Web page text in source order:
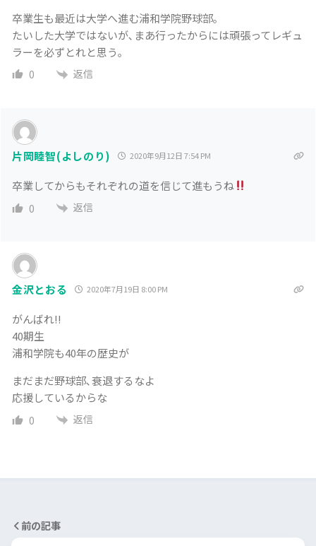
卒業生も最近は大学へ進む浦和学院野球部｡
たいした大学ではないが､まあ行ったからには頑張ってレギュ
ラーを必ずとれと思う｡
0 返信
片岡睦智(よしのり) 2020年9月12日 7:54 PM
卒業してからもそれぞれの道を信じて進もうね
0 返信
金沢とおる 2020年7月19日 8:00 PM
がんばれ!!
40期生
浦和学院も40年の歴史が
まだまだ野球部､衰退するなよ
応援しているからな
0 返信
前の記事